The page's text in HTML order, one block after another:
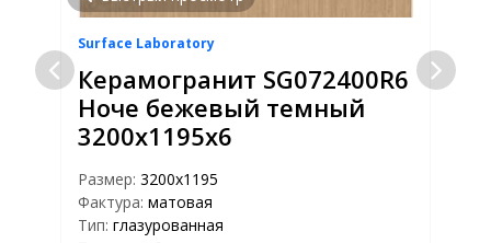
Surface Laboratory
Керамогранит SG072400R6
Ноче бежевый темный
3200х1195х6
Размер: 3200x1195
Фактура: матовая
Тип: глазурованная